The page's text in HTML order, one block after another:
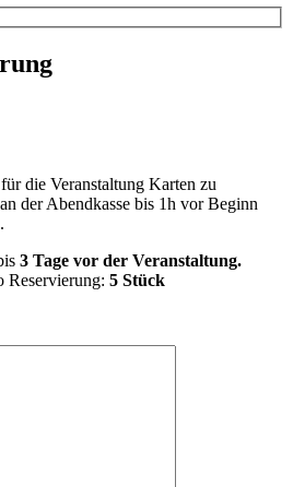
die Veranstaltung Karten zu
der Abendkasse bis 1h vor Beginn
3 Tage vor der Veranstaltung.
Reservierung: 5 Stück